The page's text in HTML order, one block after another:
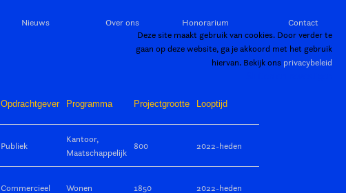
Deze site maakt gebruik van cookies. Door verder te
gaan op deze website, ga je akkoord met het gebruik
hiervan. Bekijk ons privacybeleid
Nieuws Over ons Honorarium Contact
Opdrachtgever Programma Projectgrootte Looptijd
Publiek
Kantoor,
Maatschappelijk
800 2022-heden
Commercieel Wonen 1850 2022-heden